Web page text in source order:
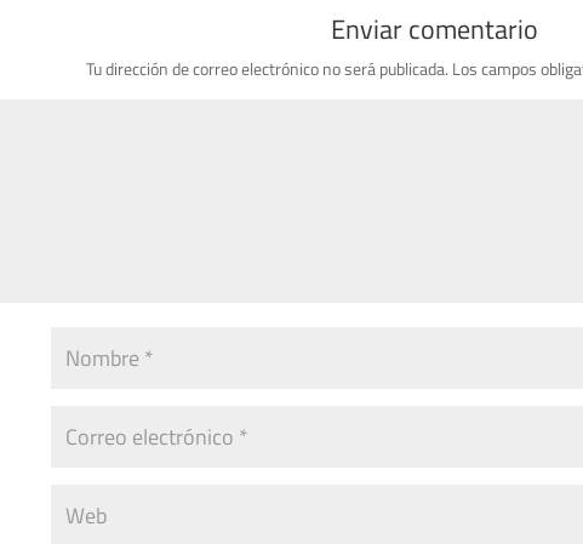
Enviar comentario
Tu dirección de correo electrónico no será publicada. Los campos